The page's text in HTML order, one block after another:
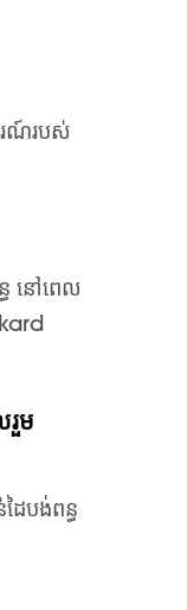
រណ៍របស់
ធ នៅពេល
រួម
ៃបង់ពន្ធ